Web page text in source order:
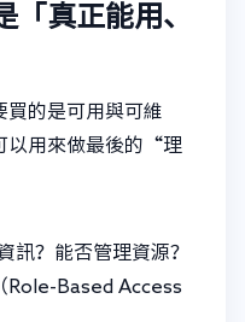
「真正能用、
的是可用與可維
以用來做最後的“理
訊？能否管理資源？
Role-Based Access